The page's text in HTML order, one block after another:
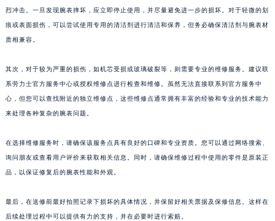
烈冲击。一旦发现腕表摔坏，应立即停止使用，并尽量避免进一步的损坏。对于轻微的划
痕或表面损伤，可以尝试使用专用的清洁剂进行清洁和保养，但务必确保清洁剂与腕表材
质相兼容。
其次，对于较为严重的损伤，如机芯受损或玻璃破裂等，则需要专业的维修服务。建议联
系劳力士官方服务中心或授权维修点进行检查和维修。虽然无法直接联系到官方服务中
心，但您可以查找附近的独立维修点，这些维修点通常拥有丰富的经验和专业的技术能力
来处理各种复杂的腕表问题。
在选择维修服务时，请确保该服务点具有良好的口碑和专业资质。您可以通过网络搜索、
询问朋友或查看用户评价来获取相关信息。同时，请确保维修过程中使用的零件是原装正
品，以保证修复后的腕表性能和外观。
最后，在送修前最好拍照记录下损坏的具体情况，并保留好相关票据及保修信息。这样在
后续处理过程中可以提供有力的支持，并在必要时进行索赔。